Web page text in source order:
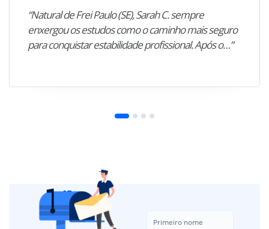
“Natural de Frei Paulo (SE), Sarah C. sempre
enxergou os estudos como o caminho mais seguro
para conquistar estabilidade profissional. Após o…”